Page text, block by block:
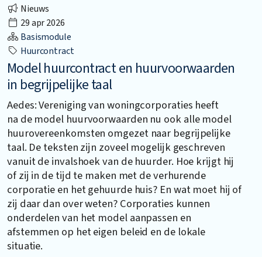
Nieuws
29 apr 2026
Basismodule
Huurcontract
Model huurcontract en huurvoorwaarden
in begrijpelijke taal
Aedes: Vereniging van woningcorporaties heeft
na de model huurvoorwaarden nu ook alle model
huurovereenkomsten omgezet naar begrijpelijke
taal. De teksten zijn zoveel mogelijk geschreven
vanuit de invalshoek van de huurder. Hoe krijgt hij
of zij in de tijd te maken met de verhurende
corporatie en het gehuurde huis? En wat moet hij of
zij daar dan over weten? Corporaties kunnen
onderdelen van het model aanpassen en
afstemmen op het eigen beleid en de lokale
situatie.